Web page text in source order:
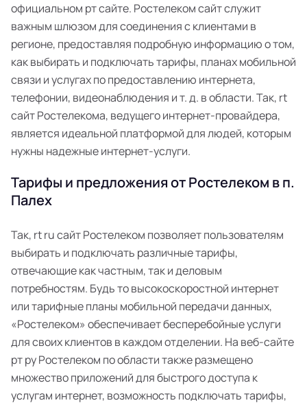
официальном рт сайте. Ростелеком сайт служит
важным шлюзом для соединения с клиентами в
регионе, предоставляя подробную информацию о том,
как выбирать и подключать тарифы, планах мобильной
связи и услугах по предоставлению интернета,
телефонии, видеонаблюдения и т. д. в области. Так, rt
сайт Ростелекома, ведущего интернет-провайдера,
является идеальной платформой для людей, которым
нужны надежные интернет-услуги.
Тарифы и предложения от Ростелеком в п.
Палех
Так, rt ru сайт Ростелеком позволяет пользователям
выбирать и подключать различные тарифы,
отвечающие как частным, так и деловым
потребностям. Будь то высокоскоростной интернет
или тарифные планы мобильной передачи данных,
«Ростелеком» обеспечивает бесперебойные услуги
для своих клиентов в каждом отделении. На веб-сайте
рт ру Ростелеком по области также размещено
множество приложений для быстрого доступа к
услугам интернет, возможность подключать тарифы,